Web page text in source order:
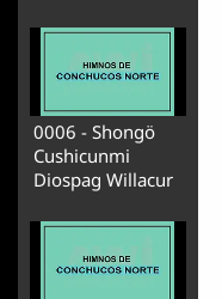
0006 - Shongö
Cushicunmi
Diospag Willacur